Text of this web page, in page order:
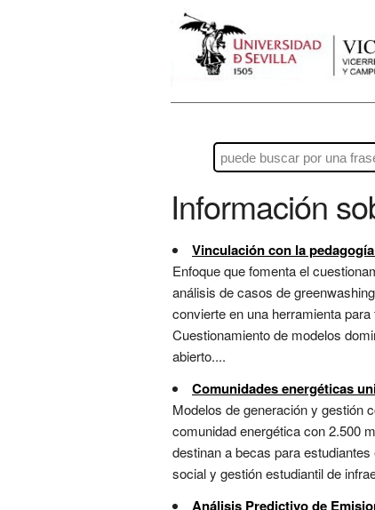
Información
Vinculación con la
Enfoque que fomenta el
análisis de casos de
convierte en una herramienta
Cuestionamiento de modelos
abierto....
Comunidades energéticas
Modelos de generación y gestión
comunidad energética con 2.500
destinan a becas para
social y gestión estudiantil de
Análisis Predictivo de